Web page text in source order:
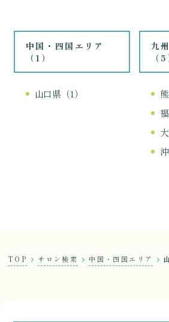
中国・四国エリア
（1）
山口県（1）
九
（5
TOP サロン検索 中国・四国エリア